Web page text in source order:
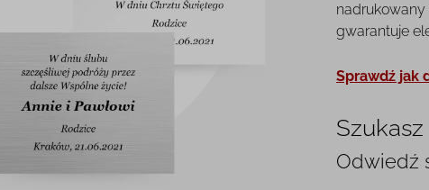
nadrukowany
gwarantuje
Sprawdź jak
Odwiedź